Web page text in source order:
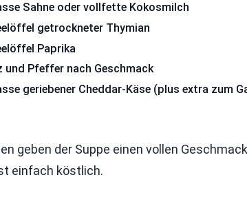
Sahne oder vollfette Kokosmilch
getrockneter Thymian
Paprika
und Pfeffer nach Geschmack
geriebener Cheddar-Käse (plus extra zum
geben der Suppe einen vollen
einfach köstlich.